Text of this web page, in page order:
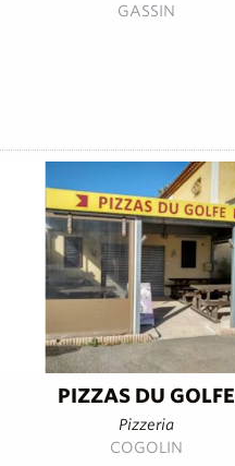
GASSIN
PIZZAS DU GOLFE
Pizzeria
COGOLIN